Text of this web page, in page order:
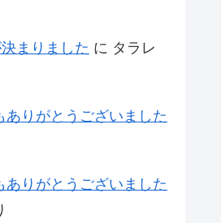
まりました に タラレ
ありがとうございました
ありがとうございました